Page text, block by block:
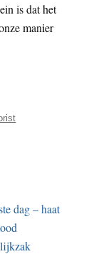
is dat het
manier
dag – haat